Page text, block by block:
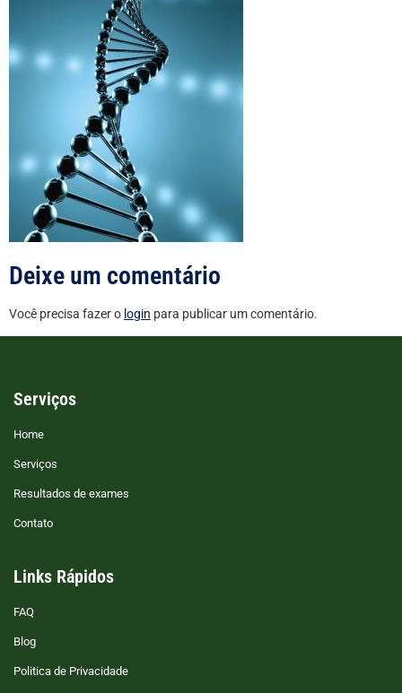
Deixe um comentário
Você precisa fazer o login para publicar um comentário.
Serviços
Home
Serviços
Resultados de exames
Contato
Links Rápidos
FAQ
Blog
Politica de Privacidade